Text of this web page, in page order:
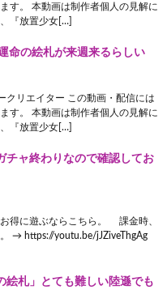
す。 本動画は制作者個人の見解に
『放置少女[…]
命の絵札が来週来るらしい
クリエイター この動画・配信には
す。 本動画は制作者個人の見解に
『放置少女[…]
チャ終わりなので確認してお
得に遊ぶならこちら。 課金時、
→ https://youtu.be/jJZiveThgAg
絵札」とても難しい陸遜でも